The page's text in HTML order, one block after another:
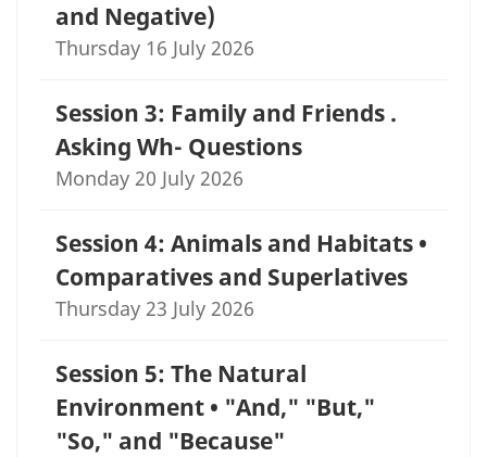
and Negative)
Thursday 16 July 2026
Session 3: Family and Friends .
Asking Wh- Questions
Monday 20 July 2026
Session 4: Animals and Habitats •
Comparatives and Superlatives
Thursday 23 July 2026
Session 5: The Natural
Environment • "And," "But,"
"So," and "Because"